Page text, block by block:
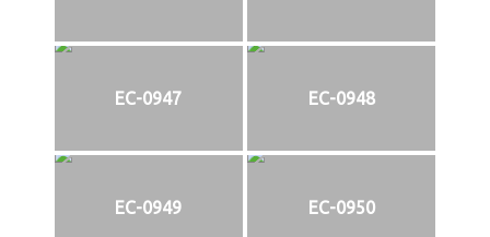
EC-0947 EC-0948
EC-0949 EC-0950